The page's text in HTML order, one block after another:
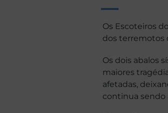
Os Escoteiros
dos terremotos
Os dois abalos
maiores
afetadas,
continua sendo